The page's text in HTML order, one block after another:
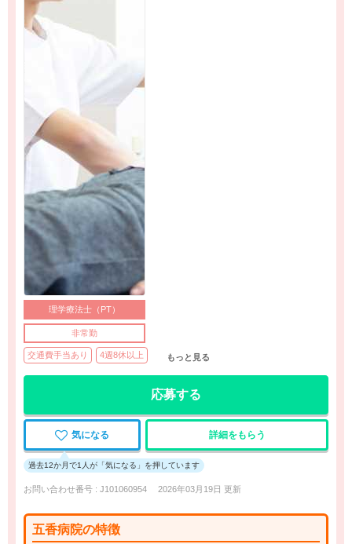
理学療法士（PT）
非常勤
交通費手当あり 4週8休以上 もっと見る
応募する
気になる 詳細をもらう
過去12か月で1人が「気になる」を押しています
お問い合わせ番号 : J101060954 2026年03月19日 更新
五香病院の特徴